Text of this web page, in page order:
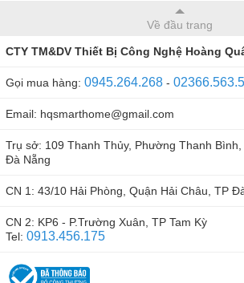
Về đầu trang
CTY TM&DV Thiết Bị Công Nghệ Hoàng
Gọi mua hàng: 0945.264.268 -
Email: hqsmarthome@gmail.com
Trụ sở: 109 Thanh Thủy, Phường Thanh
Đà Nẵng
CN 1: 43/10 Hải Phòng, Quận Hải Châu, TP
CN 2: KP6 - P.Trường Xuân, TP Tam Kỳ
Tel: 0913.456.175